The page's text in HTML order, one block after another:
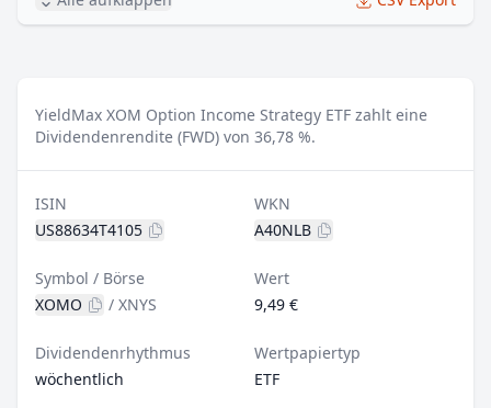
YieldMax XOM Option Income Strategy ETF zahlt eine
Dividendenrendite (FWD) von 36,78 %.
ISIN
US88634T4105
WKN
A40NLB
Symbol / Börse
XOMO
/ XNYS
Wert
9,49 €
Dividendenrhythmus
wöchentlich
Wertpapiertyp
ETF